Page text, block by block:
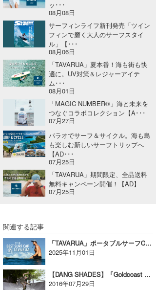
ッ･･･
08月08日
サーフィンライフ新刊発売「ツイン
フィンで磨く大人のサーフスタイ
ル」【･･･
08月06日
「TAVARUA」夏本番！海も街も快
適に。UV対策＆レジャーアイテ
ム･･･
08月01日
「MAGIC NUMBER®」海と未来を
つなぐコラボコレクション【A･･･
07月27日
パラオでサーフ＆サイクル。海も島
も楽しむ新しいサーフトリップへ
【AD･･･
07月25日
「TAVARUA」期間限定、全品送料
無料キャンペーン開催！【AD】
07月25日
関連する記事
「TAVARUA」ポータブルサーフCAPに公式ストア限定カラー登場【AD】
2025年11月01日
【DANG SHADES】「Goldcoast Skateboards」とのコラボ・モデルが8/5より発売【広告】
2016年07月29日
予報士 hiro.
Mr.K
Romisea